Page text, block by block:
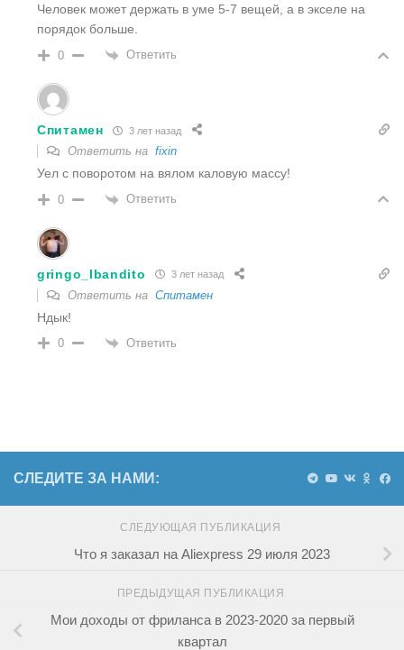
Человек может держать в уме 5-7 вещей, а в экселе на
порядок больше.
0 Ответить
Спитамен 3 лет назад
Ответить на fixin
Уел с поворотом на вялом каловую массу!
0 Ответить
gringo_lbandito 3 лет назад
Ответить на Спитамен
Ндык!
0 Ответить
СЛЕДИТЕ ЗА НАМИ:
СЛЕДУЮЩАЯ ПУБЛИКАЦИЯ
Что я заказал на Aliexpress 29 июля 2023
ПРЕДЫДУЩАЯ ПУБЛИКАЦИЯ
Мои доходы от фриланса в 2023-2020 за первый
квартал